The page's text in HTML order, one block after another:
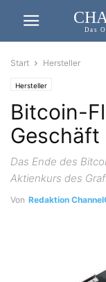
Das
Start Hersteller
Hersteller
Bitcoin-
Geschäft
Das Ende des
Aktienkurs des
Von Redaktion